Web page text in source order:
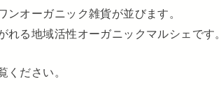
オーガニック雑貨が並びます。
る地域活性オーガニックマルシェです。
ださい。